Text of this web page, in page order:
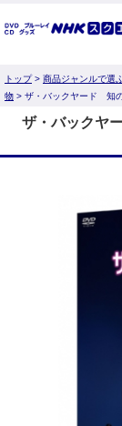
トップ> 商品ジャンルで選
物 > ザ・バックヤード 知
ザ・バックヤ